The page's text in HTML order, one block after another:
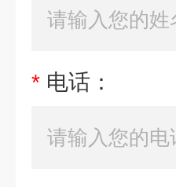
* 电话：